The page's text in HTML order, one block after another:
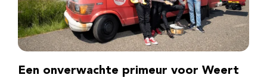
Een onverwachte primeur voor Weert